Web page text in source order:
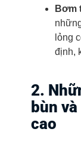
Bơm
lỏng
định,
2.
bùn
cao